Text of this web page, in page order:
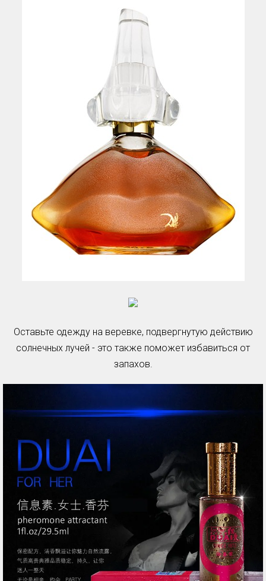
Оставьте одежду на веревке, подвергнутую действию
солнечных лучей - это также поможет избавиться от
запахов.